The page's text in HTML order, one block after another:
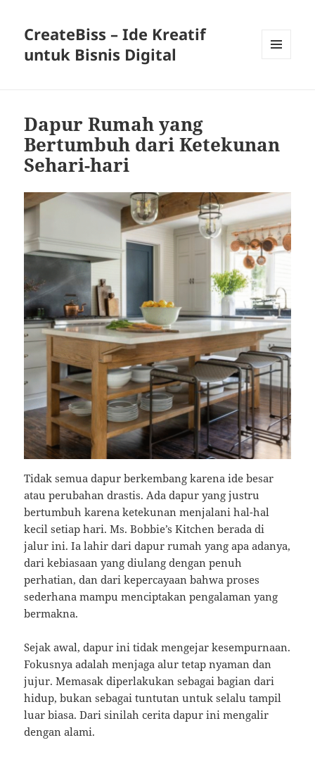
CreateBiss – Ide Kreatif
untuk Bisnis Digital
Dapur Rumah yang
Bertumbuh dari Ketekunan
Sehari-hari
Tidak semua dapur berkembang karena ide besar
atau perubahan drastis. Ada dapur yang justru
bertumbuh karena ketekunan menjalani hal-hal
kecil setiap hari. Ms. Bobbie’s Kitchen berada di
jalur ini. Ia lahir dari dapur rumah yang apa adanya,
dari kebiasaan yang diulang dengan penuh
perhatian, dan dari kepercayaan bahwa proses
sederhana mampu menciptakan pengalaman yang
bermakna.
Sejak awal, dapur ini tidak mengejar kesempurnaan.
Fokusnya adalah menjaga alur tetap nyaman dan
jujur. Memasak diperlakukan sebagai bagian dari
hidup, bukan sebagai tuntutan untuk selalu tampil
luar biasa. Dari sinilah cerita dapur ini mengalir
dengan alami.